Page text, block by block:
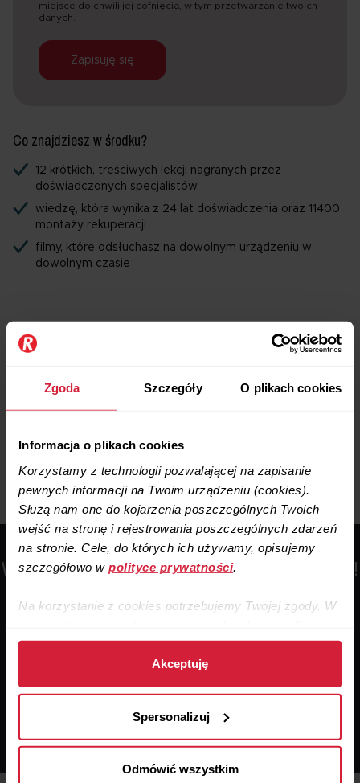
Zgoda Szczegóły O plikach cookies
Informacja o plikach cookies
Korzystamy z technologii pozwalającej na zapisanie
pewnych informacji na Twoim urządzeniu (cookies).
Służą nam one do kojarzenia poszczególnych Twoich
wejść na stronę i rejestrowania poszczególnych zdarzeń
na stronie. Cele, do których ich używamy, opisujemy
szczegółowo w polityce prywatności.
Na korzystanie z cookies potrzebujemy Twojej zgody. W
działania strony, zgodę stanowi samo dalsze korzystanie
naszym partnerom, o których informujemy w
prywatności.
Pozyskane informacje mogą zawierać twoje dane
Akceptuję
Spersonalizuj
Odmówić wszystkim
miejsce do chwili jej cofnięcia, w tym przetwarzanie twoich
danych.
Zapisuję się
Co znajdziesz w środku?
12 krótkich, treściwych lekcji nagranych przez
doświadczonych specjalistów
wiedzę, która wynika z 24 lat doświadczenia oraz 11400
montaży rekuperacji
filmy, które odsłuchasz na dowolnym urządzeniu w
dowolnym czasie
Wiedza, której nie ma 90% osób budujących dom!
“
zbudowaniem zdrowego, nowoczesnego domu
odsłaniamy specjalistyczne informacje zza kulis świata
Michał Nawrot